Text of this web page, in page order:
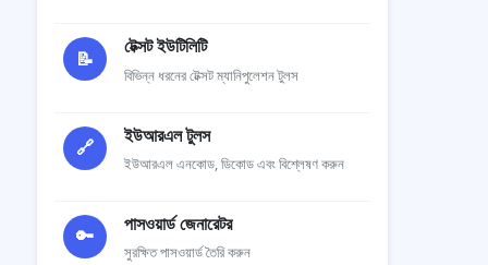
📝
টেক্সট ইউটিলিটি
বিভিন্ন ধরনের টেক্সট ম্যানিপুলেশন টুলস
🔗
ইউআরএল টুলস
ইউআরএল এনকোড, ডিকোড এবং বিশ্লেষণ করুন
🔑
পাসওয়ার্ড জেনারেটর
সুরক্ষিত পাসওয়ার্ড তৈরি করুন